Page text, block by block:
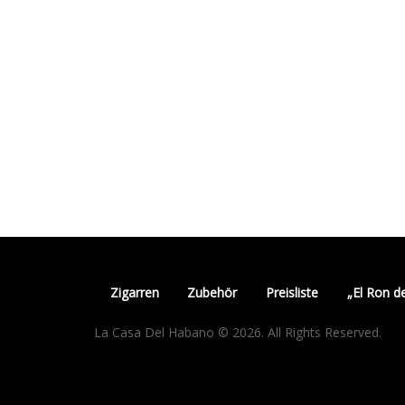
Zigarren Zubehör Preisliste „El Ron
La Casa Del Habano © 2026. All Rights Reserved.